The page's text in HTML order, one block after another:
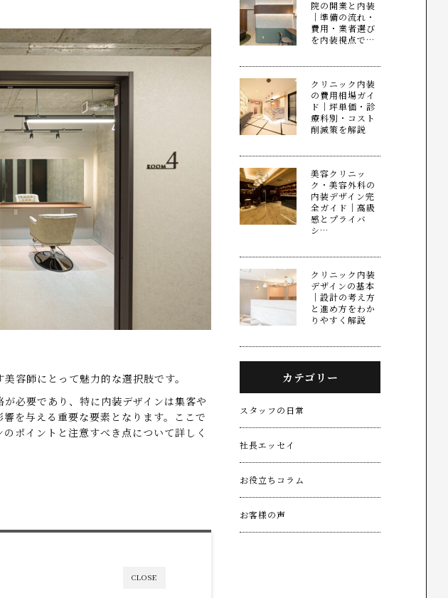
容師にとって魅力的な選択肢です。
必要であり、特に内装デザインは集客や
を与える重要な要素となります。ここで
ポイントと注意すべき点について詳しく
CLOSE
院の開業と内装
｜準備の流れ・
費用・業者選び
を内装視点で…
クリニック内装
の費用相場ガイ
ド｜坪単価・診
療科別・コスト
削減策を解説
美容クリニッ
ク・美容外科の
内装デザイン完
全ガイド｜高級
感とプライバ
シ…
クリニック内装
デザインの基本
｜設計の考え方
と進め方をわか
りやすく解説
カテゴリー
スタッフの日常
社長エッセイ
お役立ちコラム
お客様の声